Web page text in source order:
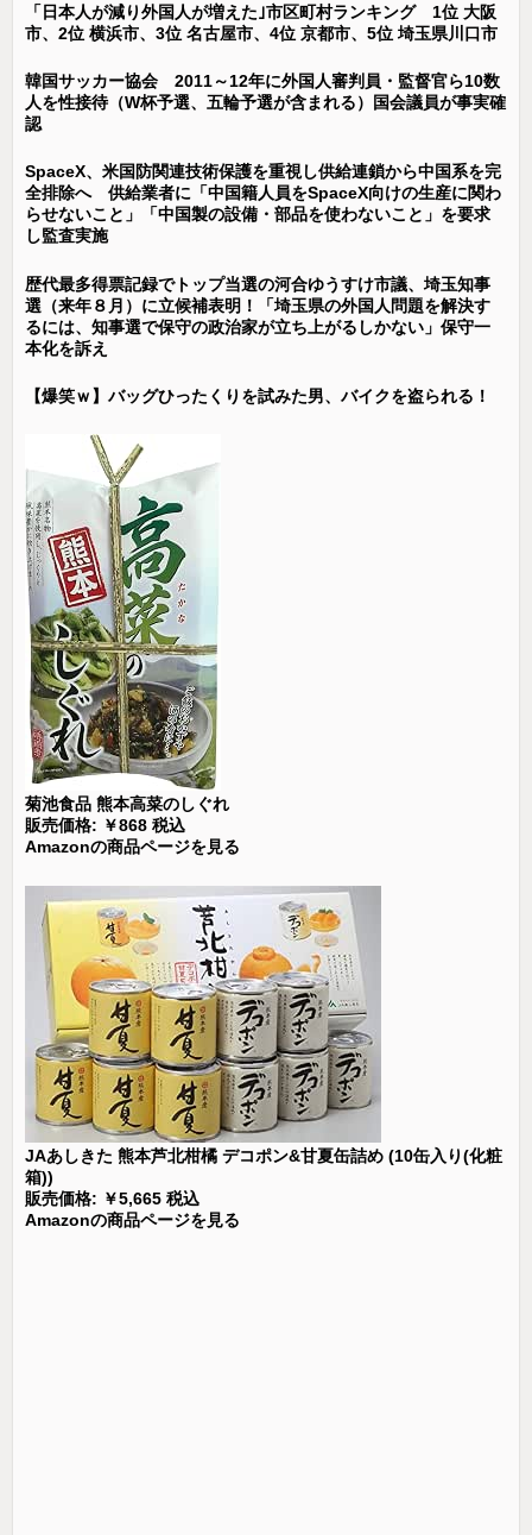
「日本人が減り外国人が増えた｣市区町村ランキング 1位 大阪
市、2位 横浜市、3位 名古屋市、4位 京都市、5位 埼玉県川口市
韓国サッカー協会 2011～12年に外国人審判員・監督官ら10数
人を性接待（W杯予選、五輪予選が含まれる）国会議員が事実確
認
SpaceX、米国防関連技術保護を重視し供給連鎖から中国系を完
全排除へ 供給業者に「中国籍人員をSpaceX向けの生産に関わ
らせないこと」「中国製の設備・部品を使わないこと」を要求
し監査実施
歴代最多得票記録でトップ当選の河合ゆうすけ市議、埼玉知事
選（来年８月）に立候補表明！「埼玉県の外国人問題を解決す
るには、知事選で保守の政治家が立ち上がるしかない」保守一
本化を訴え
【爆笑ｗ】バッグひったくりを試みた男、バイクを盗られる！
菊池食品 熊本高菜のしぐれ
販売価格: ￥868 税込
Amazonの商品ページを見る
JAあしきた 熊本芦北柑橘 デコポン&甘夏缶詰め (10缶入り(化粧
箱))
販売価格: ￥5,665 税込
Amazonの商品ページを見る